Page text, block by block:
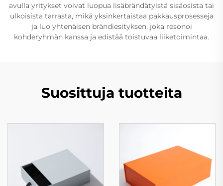
avulla yritykset voivat luopua lisäbrändätyistä sisäosista tai
ulkoisista tarrasta, mikä yksinkertaistaa pakkausprosesseja
ja luo yhtenäisen brändiesityksen, joka resonoi
kohderyhmän kanssa ja edistää toistuvaa liiketoimintaa.
Suosittuja tuotteita